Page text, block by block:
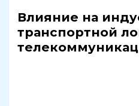
Влияние на
транспортной